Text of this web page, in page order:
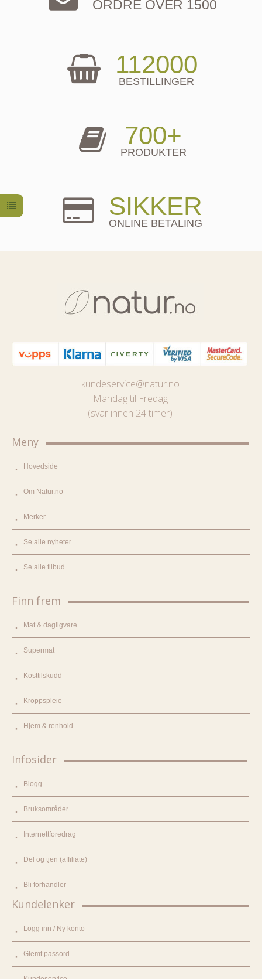
ORDRE OVER 1500
112000
BESTILLINGER
700+
PRODUKTER
SIKKER
ONLINE BETALING
kundeservice@natur.no
Mandag til Fredag
(svar innen 24 timer)
Meny
Hovedside
Om Natur.no
Merker
Se alle nyheter
Se alle tilbud
Finn frem
Mat & dagligvare
Supermat
Kosttilskudd
Kroppspleie
Hjem & renhold
Infosider
Blogg
Bruksområder
Internettforedrag
Del og tjen (affiliate)
Bli forhandler
Kundelenker
Logg inn / Ny konto
Glemt passord